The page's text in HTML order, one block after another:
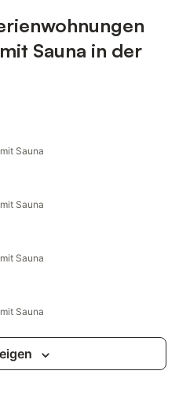
Sauna in der
Sauna
Sauna
Sauna
Sauna